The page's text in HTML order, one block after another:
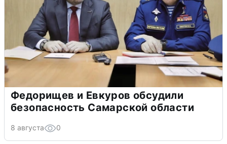
Федорищев и Евкуров обсудили
безопасность Самарской области
8 августа 0